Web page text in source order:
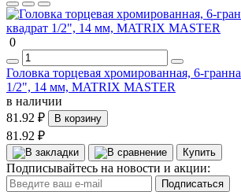
0
Головка торцевая хромированная, 6-
1/2", 14 мм, MATRIX MASTER
в наличии
81.92 ₽
В корзину
81.92 ₽
Купить
Подписывайтесь на новости и акции:
Подписаться